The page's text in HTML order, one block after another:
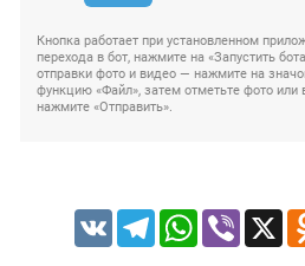
Кнопка работает при установленном
перехода в бот, нажмите на «Запустить
отправки фото и видео — нажмите на
функцию «Файл», затем отметьте фото или
нажмите «Отправить».
VK TelegramWhatsApp
Viber X